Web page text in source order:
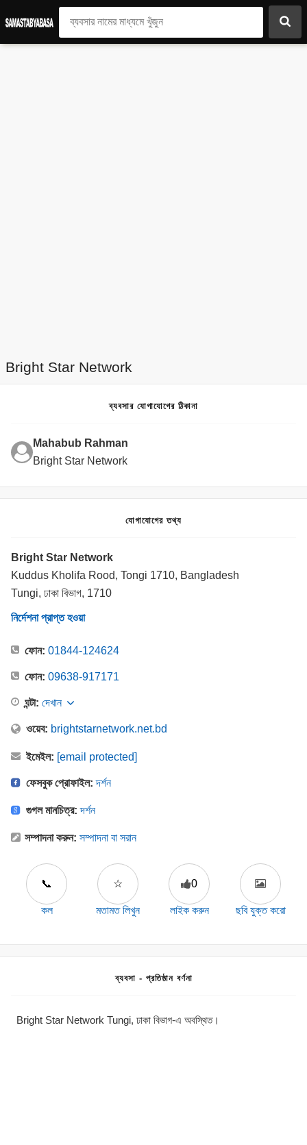
Bright Star Network
ব্যবসার যোগাযোগের ঠিকানা
Mahabub Rahman
Bright Star Network
যোগাযোগের তথ্য
Bright Star Network
Kuddus Kholifa Rood, Tongi 1710, Bangladesh
Tungi, ঢাকা বিভাগ, 1710
নির্দেশনা প্রাপ্ত হওয়া
ফোন: 01844-124624
ফোন: 09638-917171
ঘন্টা: দেখান
ওয়েব: brightstarnetwork.net.bd
ইমেইল: [email protected]
ফেসবুক প্রোফাইল:দর্শন
গুগল মানচিত্র:দর্শন
সম্পাদনা করুন: সম্পাদনা বা সরান
📞
কল
☆
মতামত লিখুন
0
লাইক করুন ছবি যুক্ত করো
ব্যবসা - প্রতিষ্ঠান বর্ণনা
Bright Star Network Tungi, ঢাকা বিভাগ-এ অবস্থিত।